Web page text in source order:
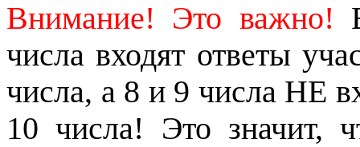
Внимание! Это важно!
числа входят ответы
числа, а 8 и 9 числа НЕ
10 числа! Это значит,